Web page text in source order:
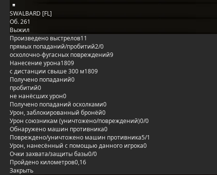
SWALBARD [FL]
Об. 261
Выжил
Произведено выстрелов11
прямых попаданий/пробитий2/0
осколочно-фугасных повреждений9
Нанесение урона1809
с дистанции свыше 300 м1809
Получено попаданий0
пробитий0
не нанёсших урон0
Получено попаданий осколками0
Урон, заблокированный бронёй0
Урон союзникам (уничтожено/повреждений)0/0
Обнаружено машин противника0
Повреждено/уничтожено машин противника5/1
Урон, нанесённый с помощью данного игрока0
Очки захвата/защиты базы0/0
Пройдено километров0,16
Закрыть